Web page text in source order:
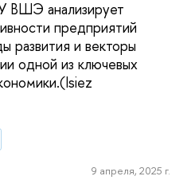
ВШЭ анализирует
предприятий
развития и векторы
одной из ключевых
9 апреля, 2025 г.